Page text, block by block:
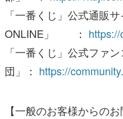
「一番くじ」公式通販
ONLINE」 ：
「一番くじ」公式ファ
団」： https://
【一般のお客様からのお